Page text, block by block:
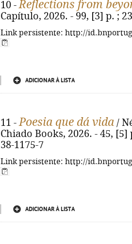
10 -Reflections from
Capítulo, 2026. - 99, [3] p. ;
Link persistente: http://
ADICIONAR À LISTA
11 -Poesia que dá vida /
Chiado Books, 2026. - 45, [5]
38-1175-7
Link persistente: http://
ADICIONAR À LISTA